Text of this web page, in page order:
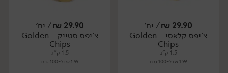
יח׳ יח׳
29.90
₪/ יח׳
צ'יפס קלאסי - Golden
Chips
1.5 ק"ג
1.99 ₪ ל-100 גרם
29.90
₪/ יח׳
צ'יפס סטייק - Golden
Chips
1.5 ק"ג
1.99 ₪ ל-100 גרם